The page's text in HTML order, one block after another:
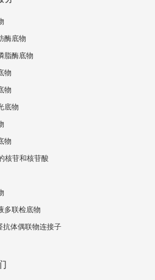
酶底物
脂酶底物
物
物
底物
物
核苷和核苷酸
多联检底物
抗体偶联物连接子